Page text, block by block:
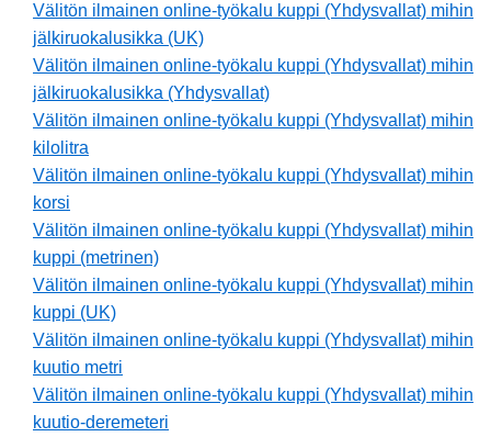
Välitön ilmainen online-työkalu kuppi (Yhdysvallat) mihin
jälkiruokalusikka (UK)
Välitön ilmainen online-työkalu kuppi (Yhdysvallat) mihin
jälkiruokalusikka (Yhdysvallat)
Välitön ilmainen online-työkalu kuppi (Yhdysvallat) mihin
kilolitra
Välitön ilmainen online-työkalu kuppi (Yhdysvallat) mihin
korsi
Välitön ilmainen online-työkalu kuppi (Yhdysvallat) mihin
kuppi (metrinen)
Välitön ilmainen online-työkalu kuppi (Yhdysvallat) mihin
kuppi (UK)
Välitön ilmainen online-työkalu kuppi (Yhdysvallat) mihin
kuutio metri
Välitön ilmainen online-työkalu kuppi (Yhdysvallat) mihin
kuutio-deremeteri